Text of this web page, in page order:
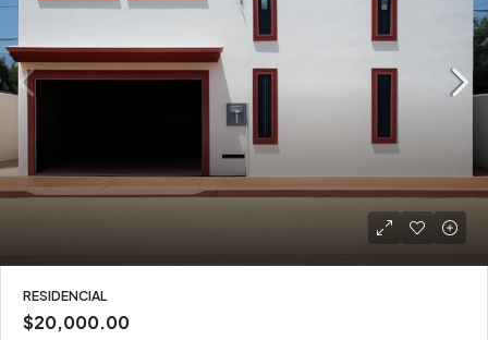
RESIDENCIAL
$20,000.00